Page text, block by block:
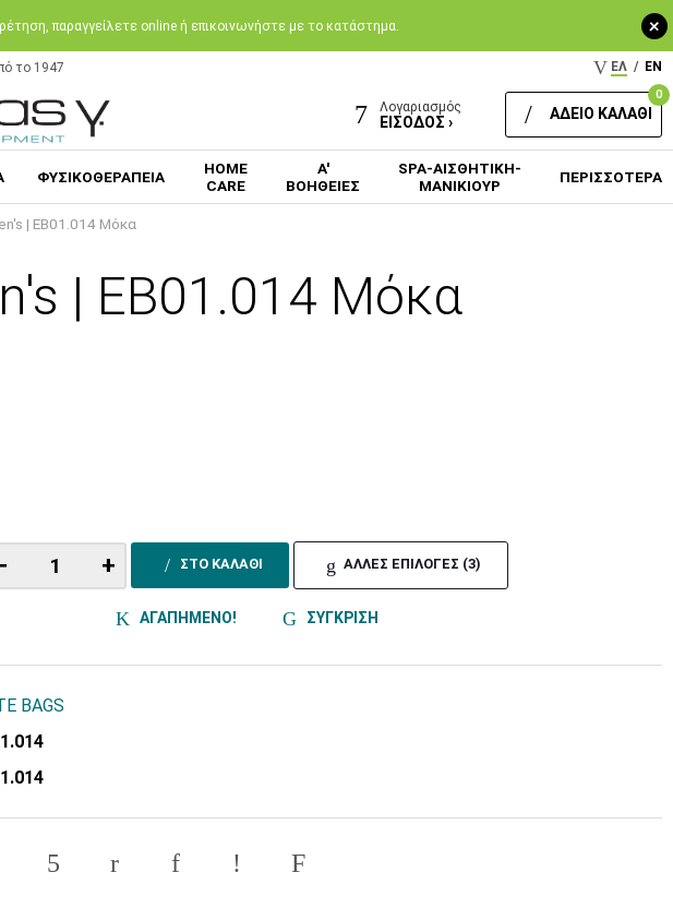
+
παραγγείλετε online ή επικοινωνήστε με το κατάστημα.
το 1947 ΕΛ / EN
Λογαριασμός
ΕΙΣΟΔΟΣ ›
0
ΑΔΕΙΟ ΚΑΛΑΘΙ
ΦΥΣΙΚΟΘΕΡΑΠΕΙΑ
HOME
CARE
Α'
ΒΟΗΘΕΙΕΣ
SPA-ΑΙΣΘΗΤΙΚΗ-
ΜΑΝΙΚΙΟΥΡ
ΠΕΡΙΣΣΟΤΕΡΑ
| EB01.014 Μόκα
| EB01.014 Μόκα
+ ΣΤΟ ΚΑΛΑΘΙ ΑΛΛΕΣ ΕΠΙΛΟΓΕΣ (3)
ΑΓΑΠΗΜΕΝΟ! ΣΥΓΚΡΙΣΗ
BAGS